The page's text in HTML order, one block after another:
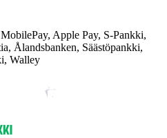
Apple Pay, S-Pankki,
Ålandsbanken, Säästöpankki,
Walley